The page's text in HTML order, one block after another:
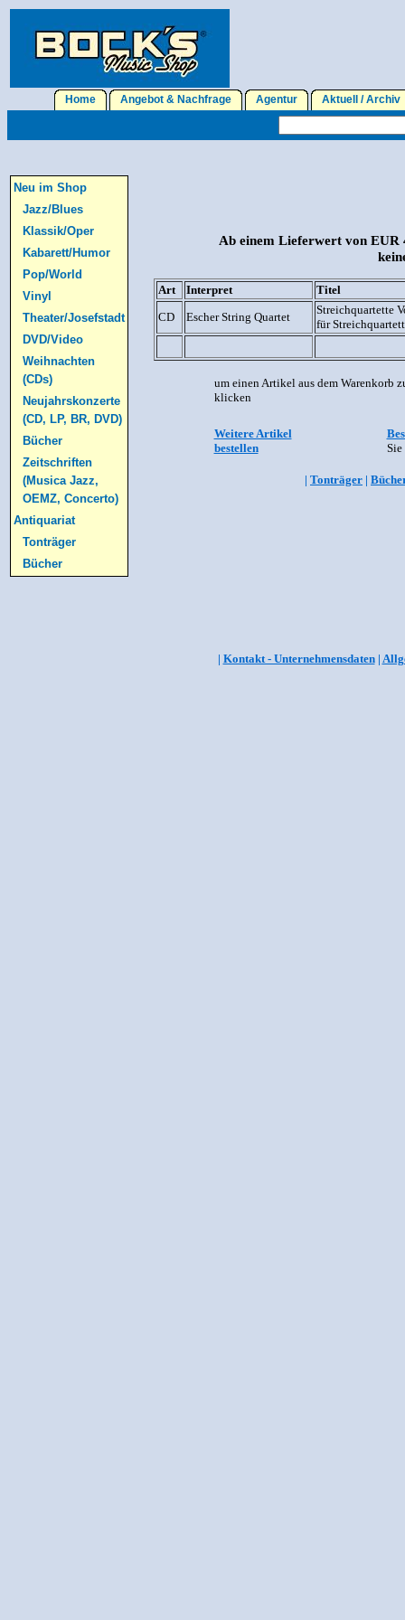
Home Angebot & Nachfrage Agentur Aktuell / Archiv
Neu im Shop
Jazz/Blues
Klassik/Oper
Kabarett/Humor
Pop/World
Vinyl
Theater/Josefstadt
DVD/Video
Weihnachten
(CDs)
Neujahrskonzerte
(CD, LP, BR, DVD)
Bücher
Zeitschriften
(Musica Jazz,
OEMZ, Concerto)
Antiquariat
Tonträger
Bücher
Ab einem Lieferwert von
Art Interpret
Titel
CD
Escher String Quartet
Streichquartette
für Streichquartett
um einen Artikel aus dem Warenkorb
klicken
Weitere Artikel
bestellen
Sie
| Tonträger |
| Kontakt - Unternehmensdaten|